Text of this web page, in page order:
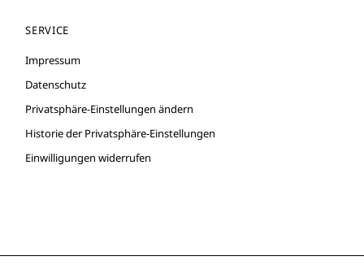
SERVICE
Impressum
Datenschutz
Privatsphäre-Einstellungen ändern
Historie der Privatsphäre-Einstellungen
Einwilligungen widerrufen